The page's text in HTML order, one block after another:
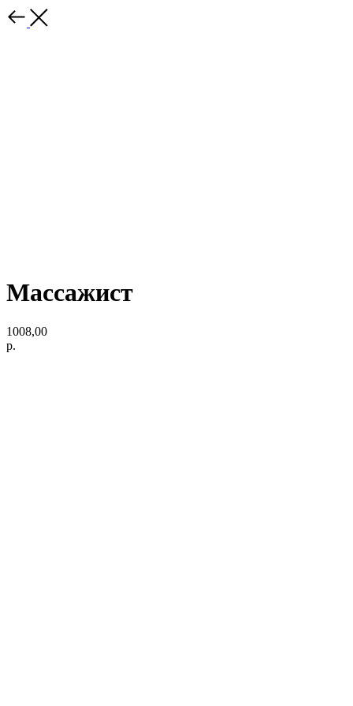
Массажист
1008,00
р.